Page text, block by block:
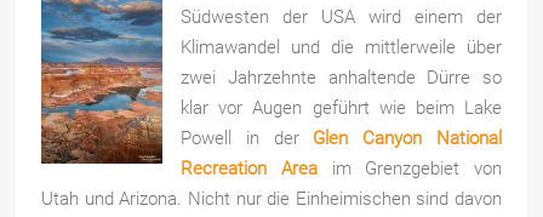
Südwesten der USA wird einem der
Klima­wan­del und die mittlerweile über
zwei Jahrzehnte anhaltende Dürre so
klar vor Au­gen geführt wie beim Lake
Powell in der Glen Can­yon National
Recreation Area im Grenzgebiet von
Utah und Arizona. Nicht nur die Einheimischen sind davon